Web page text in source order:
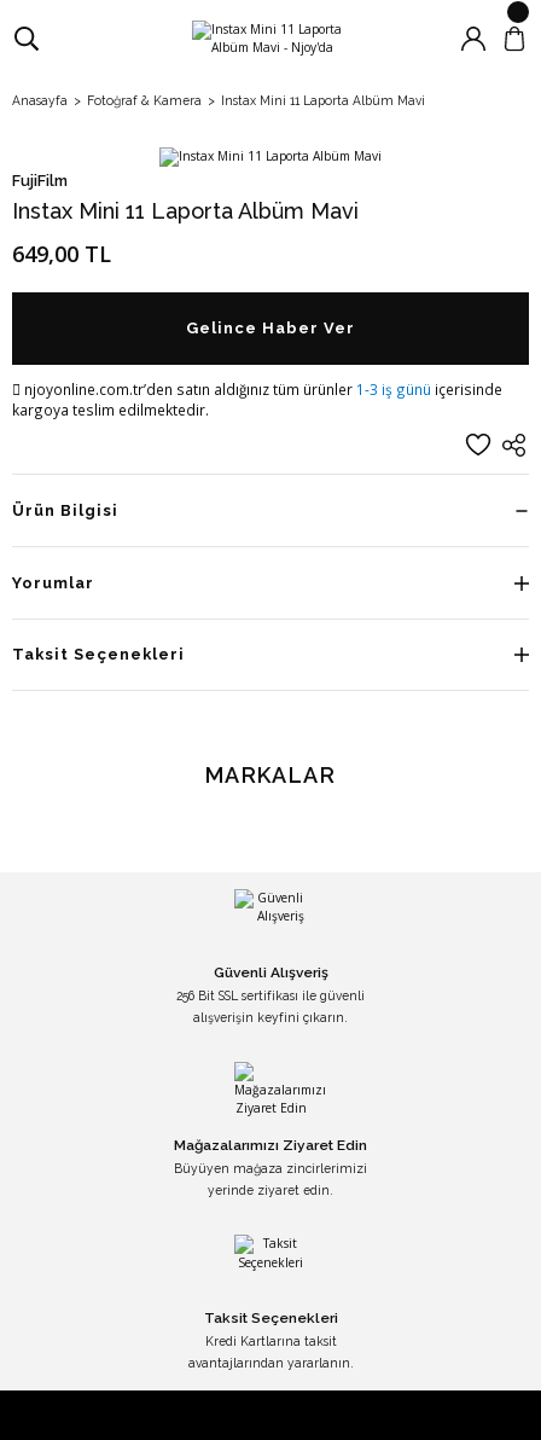
Anasayfa Fotoğraf & Kamera Instax Mini 11 Laporta Albüm Mavi
FujiFilm
Instax Mini 11 Laporta Albüm Mavi
649,00 TL
Gelince Haber Ver
njoyonline.com.tr’den satın aldığınız tüm ürünler 1-3 iş günü içerisinde
kargoya teslim edilmektedir.
Ürün Bilgisi
Yorumlar
Taksit Seçenekleri
MARKALAR
Güvenli Alışveriş
256 Bit SSL sertifikası ile güvenli
alışverişin keyfini çıkarın.
Mağazalarımızı Ziyaret Edin
Büyüyen mağaza zincirlerimizi
yerinde ziyaret edin.
Taksit Seçenekleri
Kredi Kartlarına taksit
avantajlarından yararlanın.